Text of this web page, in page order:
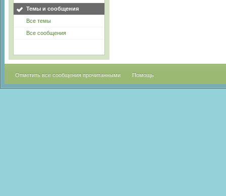
Темы и сообщения
Все темы
Все сообщения
Отметить все сообщения прочитанными Помощь